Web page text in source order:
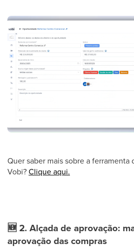
Quer saber mais sobre a
Vobi?Clique aqui.
🆕2. Alçada de aprovação:
aprovação das compras